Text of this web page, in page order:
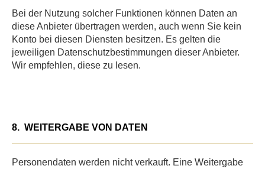
Bei der Nutzung solcher Funktionen können Daten an
diese Anbieter übertragen werden, auch wenn Sie kein
Konto bei diesen Diensten besitzen. Es gelten die
jeweiligen Datenschutzbestimmungen dieser Anbieter.
Wir empfehlen, diese zu lesen.
8. WEITERGABE VON DATEN
Personendaten werden nicht verkauft. Eine Weitergabe